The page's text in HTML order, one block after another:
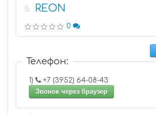
15 REON
0
Телефон:
1)
+7 (3952) 64-08-43
Звонок через браузер